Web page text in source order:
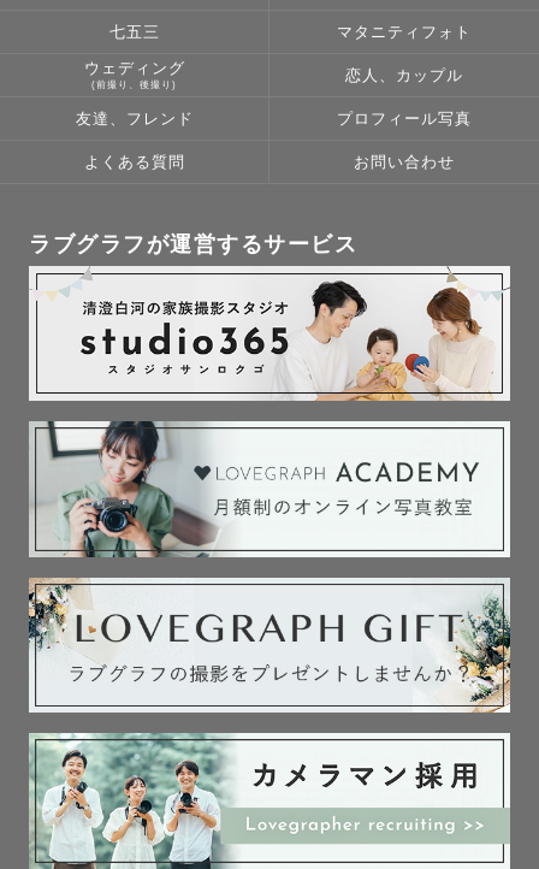
皆さまにとって楽しく幸せな撮影時間となるよう、どこま
でも、まっすぐに向き合います！
ファミリー、カップル、フレンズ、おひとりさま・・・ど
撮影は皆さまのペースを第一に進めてまいりますので、ご
安心ください！
撮影にあたり気になる点や不安な事がございましたら、い
つでもお気軽にご相談ください♪
※基本的に１日１件の撮影とさせて頂いており、ゲストさ
まのペースに合わせた撮影を行っております。
【主な活動地域】
神奈川県相模原市在住・車で1時間程度のエリアでしたら喜
んでお伺いします。
ぜひご相談ください。
※別途交通費が発生する場合がございます
🍀撮影経験のある神社🍀
＜東京都＞
町田市　菅原神社
日野市　高幡不動尊
＜神奈川県＞
寒川町　寒川神社
鎌倉市　鶴岡八幡宮
七五三 マタニティフォト
ウェディング
(前撮り、後撮り)
恋人、カップル
友達、フレンド プロフィール写真
よくある質問 お問い合わせ
ラブグラフが運営するサービス